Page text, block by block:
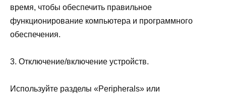
время, чтобы обеспечить правильное
функционирование компьютера и программного
обеспечения.
3. Отключение/включение устройств.
Используйте разделы «Peripherals» или